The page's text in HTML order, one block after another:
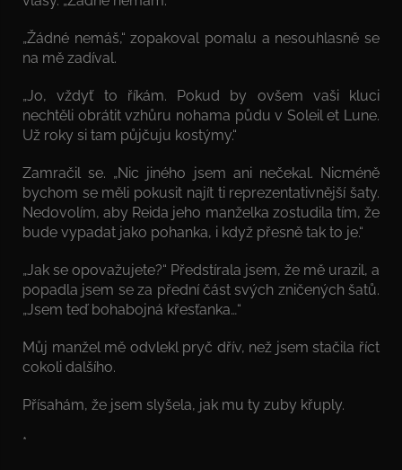
„Žádné nemáš,“ zopakoval pomalu a nesouhlasně se
na mě zadíval.
„Jo, vždyť to říkám. Pokud by ovšem vaši kluci
nechtěli obrátit vzhůru nohama půdu v Soleil et Lune.
Už roky si tam půjčuju kostýmy.“
Zamračil se. „Nic jiného jsem ani nečekal. Nicméně
bychom se měli pokusit najít ti reprezentativnější šaty.
Nedovolím, aby Reida jeho manželka zostudila tím, že
bude vypadat jako pohanka, i když přesně tak to je.“
„Jak se opovažujete?“ Předstírala jsem, že mě urazil, a
popadla jsem se za přední část svých zničených šatů.
„Jsem teď bohabojná křesťanka…“
Můj manžel mě odvlekl pryč dřív, než jsem stačila říct
cokoli dalšího.
Přísahám, že jsem slyšela, jak mu ty zuby křuply.
*